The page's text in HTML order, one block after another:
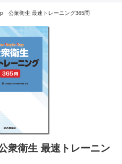
公衆衛生 最速トレーニング365問
衛生 最速トレーニン